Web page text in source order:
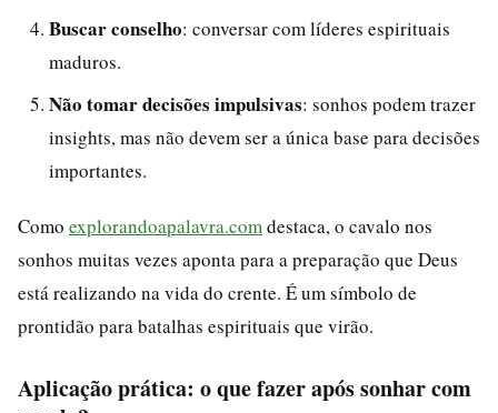
Buscar conselho: conversar com líderes espirituais
maduros.
Não tomar decisões impulsivas: sonhos podem trazer
insights, mas não devem ser a única base para decisões
importantes.
Como explorandoapalavra.com destaca, o cavalo nos
sonhos muitas vezes aponta para a preparação que Deus
está realizando na vida do crente. É um símbolo de
prontidão para batalhas espirituais que virão.
Aplicação prática: o que fazer após sonhar com